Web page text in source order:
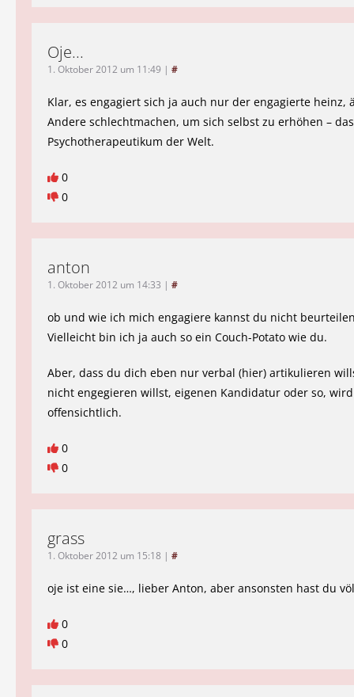
Oje...
1. Oktober 2012 um 11:49 | #
Klar, es engagiert sich ja auch nur der engagierte heinz,
Andere schlechtmachen, um sich selbst zu erhöhen –
Psychotherapeutikum der Welt.
0
0
anton
1. Oktober 2012 um 14:33 | #
ob und wie ich mich engagiere kannst du nicht
Vielleicht bin ich ja auch so ein Couch-Potato wie du.
Aber, dass du dich eben nur verbal (hier) artikulieren
nicht engegieren willst, eigenen Kandidatur oder so,
offensichtlich.
0
0
grass
1. Oktober 2012 um 15:18 | #
oje ist eine sie…, lieber Anton, aber ansonsten hast du
0
0